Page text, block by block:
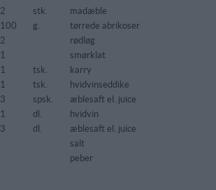
2 stk.
madæble
100
g.
tørrede abrikoser
2
rødløg
1
smørklat
1
tsk.
karry
1
tsk.
hvidvinseddike
3
spsk.
æblesaft el. juice
1
dl.
hvidvin
3
dl.
æblesaft el. juice
salt
peber